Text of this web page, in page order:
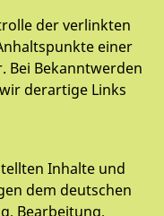
der verlinkten
einer
Bei Bekanntwerden
derartige Links
Inhalte und
dem deutschen
Bearbeitung,